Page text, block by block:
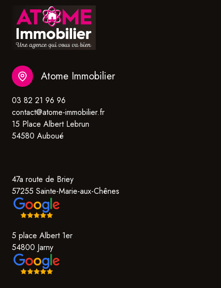
Atome Immobilier
03 82 21 96 96
contact@atome-immobilier.fr
15 Place Albert Lebrun
54580 Auboué
47a route de Briey
57255 Sainte-Marie-aux-Chênes
5 place Albert 1er
54800 Jarny